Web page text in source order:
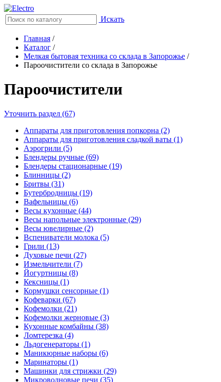
Искать
Главная /
Каталог /
Мелкая бытовая техника со склада в Запорожье /
Пароочистители со склада в Запорожье
Пароочистители
Уточнить раздел (67)
Аппараты для приготовления попкорна (2)
Аппараты для приготовления сладкой ваты (1)
Аэрогрили (5)
Блендеры ручные (69)
Блендеры стационарные (19)
Блинницы (2)
Бритвы (31)
Бутербродницы (19)
Вафельницы (6)
Весы кухонные (44)
Весы напольные электронные (29)
Весы ювелирные (2)
Вспениватели молока (5)
Грили (13)
Духовые печи (27)
Измельчители (7)
Йогуртницы (8)
Кексницы (1)
Кормушки сенсорные (1)
Кофеварки (67)
Кофемолки (21)
Кофемолки жерновые (3)
Кухонные комбайны (38)
Ломтерезка (4)
Льдогенераторы (1)
Маникюрные наборы (6)
Маринаторы (1)
Машинки для стрижки (29)
Микроволновые печи (35)